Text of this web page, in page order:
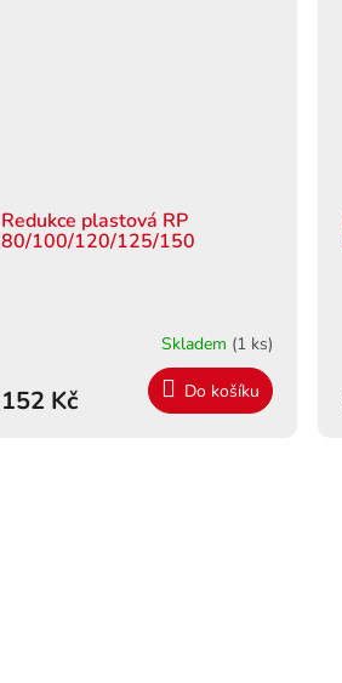
Redukce plastová RP
80/100/120/125/150
Skladem (1 ks)
152 Kč Do košíku